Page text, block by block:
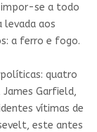
impor-se a todo
levada aos
a ferro e fogo.
quatro
James Garfield,
vítimas de
este antes